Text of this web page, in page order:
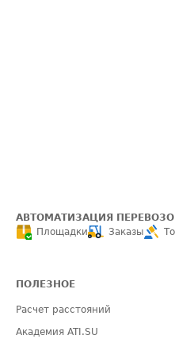
АВТОМАТИЗАЦИЯ
Площадки
Заказы
ПОЛЕЗНОЕ
Расчет расстояний
Академия ATI.SU